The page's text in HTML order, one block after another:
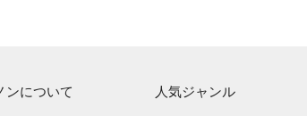
ンについて 人気ジャンル